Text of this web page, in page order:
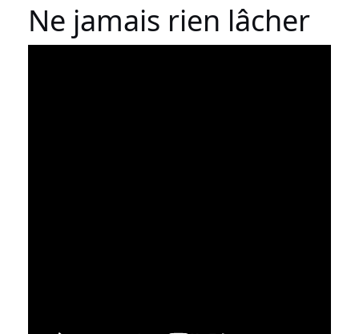
Ne jamais rien lâcher